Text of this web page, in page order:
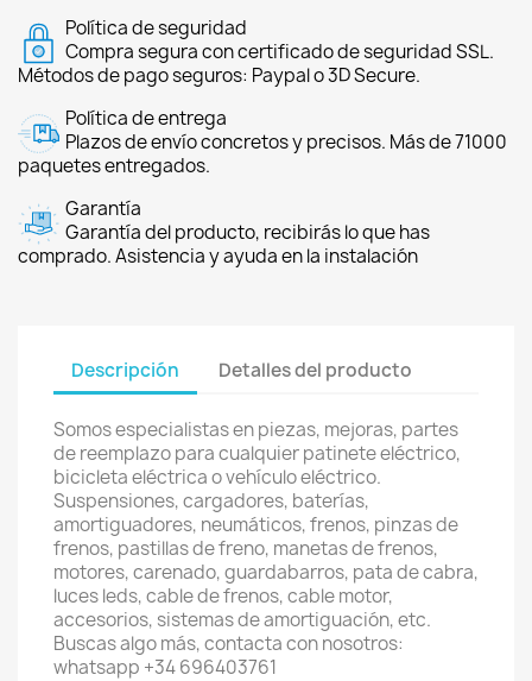
Política de seguridad
Compra segura con certificado de seguridad SSL.
Métodos de pago seguros: Paypal o 3D Secure.
Política de entrega
Plazos de envío concretos y precisos. Más de 71000
paquetes entregados.
Garantía
Garantía del producto, recibirás lo que has
comprado. Asistencia y ayuda en la instalación
Descripción Detalles del producto
Somos especialistas en piezas, mejoras, partes
de reemplazo para cualquier patinete eléctrico,
bicicleta eléctrica o vehículo eléctrico.
Suspensiones, cargadores, baterías,
amortiguadores, neumáticos, frenos, pinzas de
frenos, pastillas de freno, manetas de frenos,
motores, carenado, guardabarros, pata de cabra,
luces leds, cable de frenos, cable motor,
accesorios, sistemas de amortiguación, etc.
Buscas algo más, contacta con nosotros:
whatsapp +34 696403761